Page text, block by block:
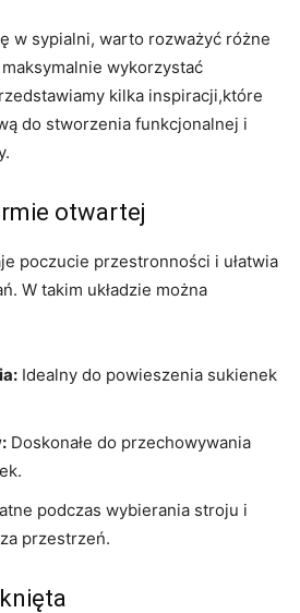
w sypialni, warto⁤ rozważyć ⁤różne
wykorzystać
kilka ​inspiracji,które
do‌ stworzenia funkcjonalnej i
otwartej
⁢poczucie ‌przestronności i ułatwia
W takim układzie można
Idealny do powieszenia sukienek
Doskonałe do przechowywania
⁣podczas wybierania stroju i
przestrzeń.